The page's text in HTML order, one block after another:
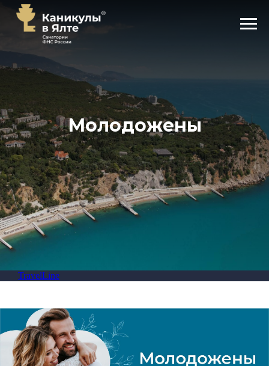
Молодожены
TravelLine